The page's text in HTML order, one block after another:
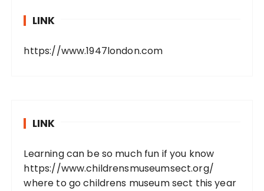
LINK
https://www.1947london.com
LINK
Learning can be so much fun if you know
https://www.childrensmuseumsect.org/
where to go childrens museum sect this year